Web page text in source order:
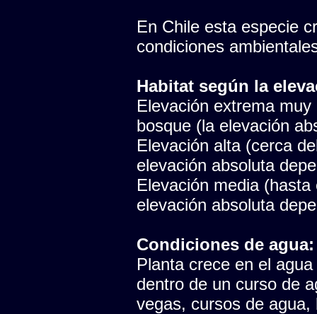
En Chile esta especie
condiciones
Habitat según la
Elevación extrema
bosque (la elevación
Elevación alta (cerca
elevación absoluta
Elevación media
elevación absoluta
Condiciones de agua:
Planta crece en el
dentro de un curso de
vegas, cursos de